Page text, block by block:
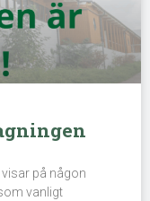
på någon
vanligt